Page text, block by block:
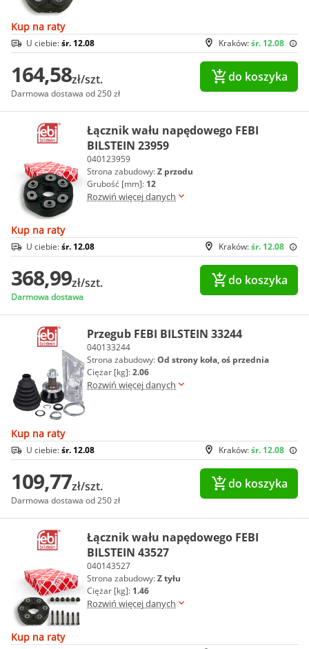
Kup na raty
Kraków:śr. 12.08
U ciebie:śr. 12.08
164,58zł/szt.
Darmowa dostawa od 250 zł
do koszyka
Łącznik wału napędowego FEBI
BILSTEIN 23959
040123959
Strona zabudowy:Z przodu
Grubość [mm]: 12
Rozwiń więcej danych
Kup na raty
Kraków:śr. 12.08
U ciebie:śr. 12.08
368,99zł/szt.
Darmowa dostawa
do koszyka
Przegub FEBI BILSTEIN 33244
040133244
Strona zabudowy:Od strony koła, oś przednia
Ciężar [kg]:2.06
Rozwiń więcej danych
Kup na raty
Kraków:śr. 12.08
U ciebie:śr. 12.08
109,77zł/szt.
Darmowa dostawa od 250 zł
do koszyka
Łącznik wału napędowego FEBI
BILSTEIN 43527
040143527
Strona zabudowy:Z tyłu
Ciężar [kg]: 1.46
Rozwiń więcej danych
Kup na raty